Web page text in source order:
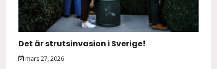
Det är strutsinvasion i Sverige!
mars 27, 2026